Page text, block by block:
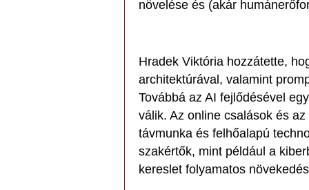
növelése és (akár
Hradek Viktória hozzátette,
architektúrával, valamint
Továbbá az AI fejlődésével
válik. Az online csalások és
távmunka és felhőalapú
szakértők, mint például a
kereslet folyamatos